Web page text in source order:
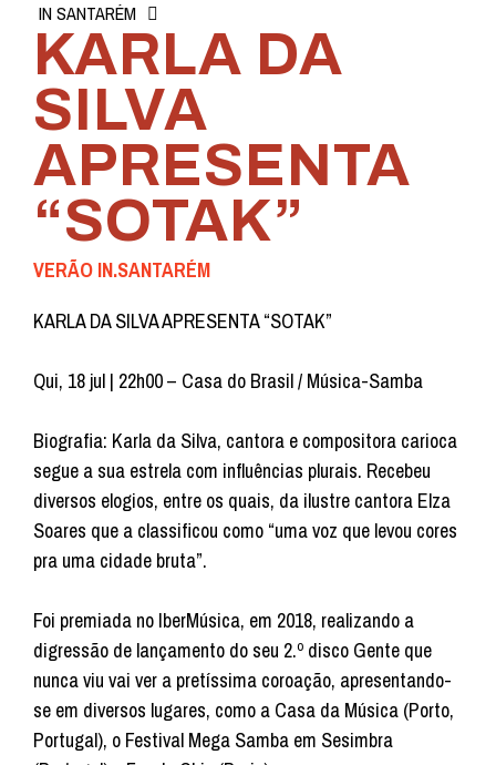
IN SANTARÉM
KARLA DA
SILVA
APRESENTA
“SOTAK”
VERÃO IN.SANTARÉM
KARLA DA SILVA APRESENTA “SOTAK”
Qui, 18 jul | 22h00 – Casa do Brasil / Música-Samba
Biografia: Karla da Silva, cantora e compositora carioca
segue a sua estrela com influências plurais. Recebeu
diversos elogios, entre os quais, da ilustre cantora Elza
Soares que a classificou como “uma voz que levou cores
pra uma cidade bruta”.
Foi premiada no IberMúsica, em 2018, realizando a
digressão de lançamento do seu 2.º disco Gente que
nunca viu vai ver a pretíssima coroação, apresentando-
se em diversos lugares, como a Casa da Música (Porto,
Portugal), o Festival Mega Samba em Sesimbra